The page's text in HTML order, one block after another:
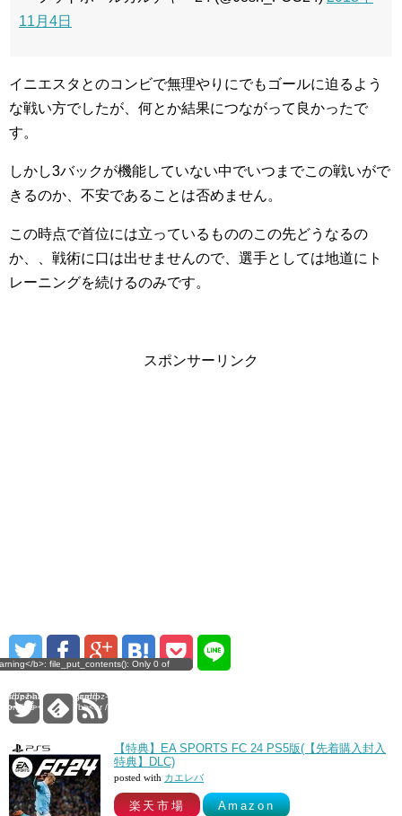
11月4日
イニエスタとのコンビで無理やりにでもゴールに迫るよう
な戦い方でしたが、何とか結果につながって良かったで
す。
しかし3バックが機能していない中でいつまでこの戦いがで
きるのか、不安であることは否めません。
この時点で首位には立っているもののこの先どうなるの
か、、戦術に口は出せませんので、選手としては地道にト
レーニングを続けるのみです。
スポンサーリンク
Only 0 of
pz-hatenablogcard-
/> 0
0
b>: file_put_contents(): Only 0 of
pz-hatenablogcard/pz-hatenablogcard-
on line <b>305</b><br /> 0
【特典】EA SPORTS FC 24 PS5版(【先着購入封入
特典】DLC)
posted with カエレバ
楽天市場 Amazon